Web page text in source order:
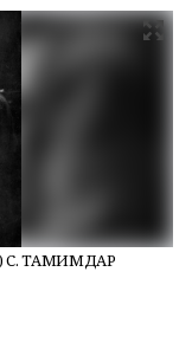
С. ТАМИМДАР